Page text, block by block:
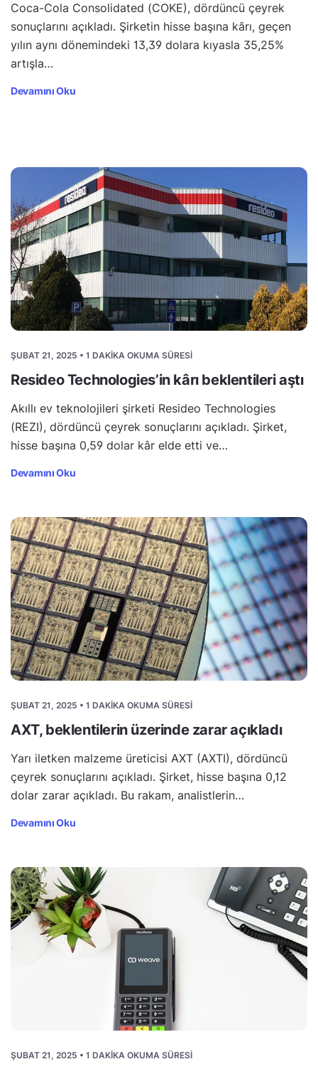
Coca-Cola Consolidated (COKE), dördüncü çeyrek
sonuçlarını açıkladı. Şirketin hisse başına kârı, geçen
yılın aynı dönemindeki 13,39 dolara kıyasla 35,25%
artışla…
Devamını Oku
ŞUBAT 21, 2025 • 1 DAKIKA OKUMA SÜRESI
Resideo Technologies’in kârı beklentileri aştı
Akıllı ev teknolojileri şirketi Resideo Technologies
(REZI), dördüncü çeyrek sonuçlarını açıkladı. Şirket,
hisse başına 0,59 dolar kâr elde etti ve…
Devamını Oku
ŞUBAT 21, 2025 • 1 DAKIKA OKUMA SÜRESI
AXT, beklentilerin üzerinde zarar açıkladı
Yarı iletken malzeme üreticisi AXT (AXTI), dördüncü
çeyrek sonuçlarını açıkladı. Şirket, hisse başına 0,12
dolar zarar açıkladı. Bu rakam, analistlerin…
Devamını Oku
ŞUBAT 21, 2025 • 1 DAKIKA OKUMA SÜRESI